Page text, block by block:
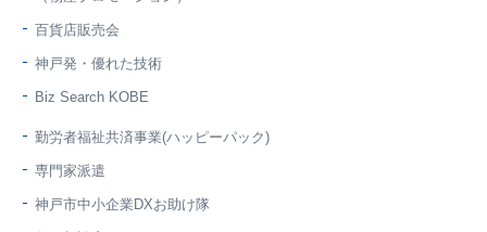
百貨店販売会
神戸発・優れた技術
Biz Search KOBE
勤労者福祉共済事業(ハッピーパック)
専門家派遣
神戸市中小企業DXお助け隊